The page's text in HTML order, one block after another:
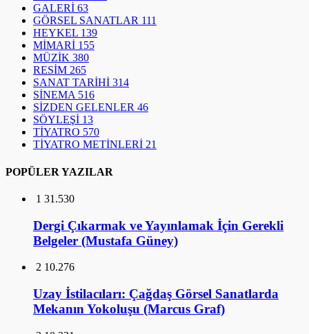
GALERİ 63
GÖRSEL SANATLAR 111
HEYKEL 139
MİMARİ 155
MÜZİK 380
RESİM 265
SANAT TARİHİ 314
SİNEMA 516
SİZDEN GELENLER 46
SÖYLEŞİ 13
TİYATRO 570
TİYATRO METİNLERİ 21
POPÜLER YAZILAR
1 31.530
Dergi Çıkarmak ve Yayınlamak İçin Gerekli
Belgeler (Mustafa Güney)
2 10.276
Uzay İstilacıları: Çağdaş Görsel Sanatlarda
Mekanın Yokoluşu (Marcus Graf)